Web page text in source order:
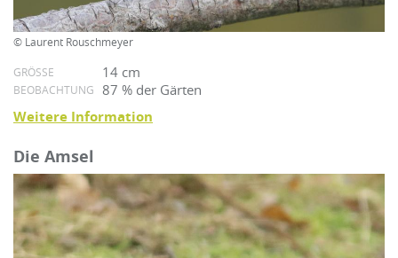
© Laurent Rouschmeyer
GRÖSSE 14 cm
BEOBACHTUNG 87 % der Gärten
Weitere Information
Die Amsel